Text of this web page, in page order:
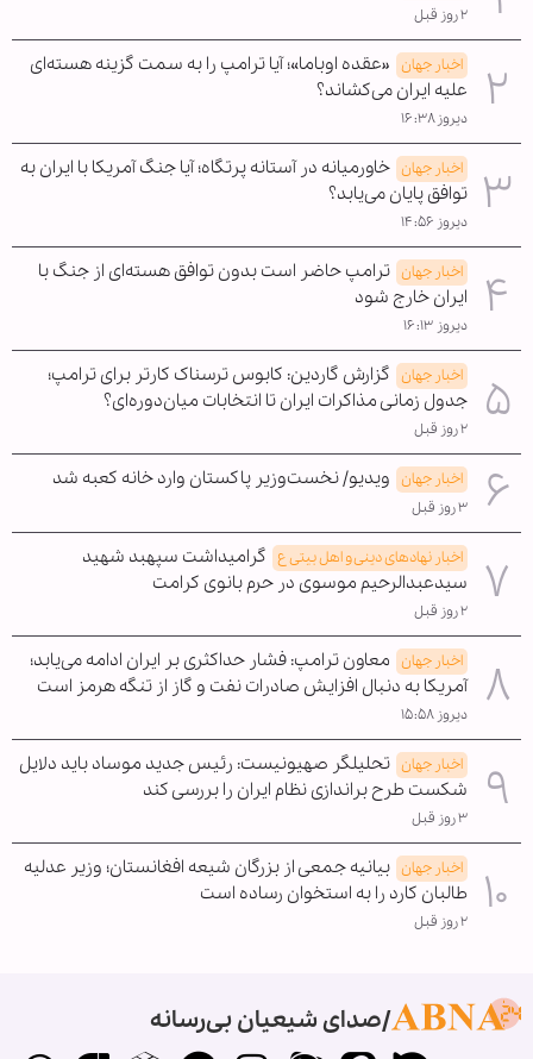
۲ روز قبل
اخبار جهان «عقده اوباما»؛ آیا ترامپ را به سمت گزینه هسته‌ای
علیه ایران می‌کشاند؟
دیروز ۱۶:۳۸
اخبار جهان خاورمیانه در آستانه پرتگاه؛ آیا جنگ آمریکا با ایران به
توافق پایان می‌یابد؟
دیروز ۱۴:۵۶
اخبار جهان ترامپ حاضر است بدون توافق هسته‌ای از جنگ با
ایران خارج شود
دیروز ۱۶:۱۳
اخبار جهان گزارش گاردین: کابوس ترسناک کارتر برای ترامپ؛
جدول زمانی مذاکرات ایران تا انتخابات میان‌دوره‌ای؟
۲ روز قبل
اخبار جهان ویدیو/ نخست‌وزیر پاکستان وارد خانه کعبه شد
۳ روز قبل
اخبار نهادهای دینی و اهل بیتی ع گرامیداشت سپهبد شهید
سیدعبدالرحیم موسوی در حرم بانوی کرامت
۲ روز قبل
اخبار جهان معاون ترامپ: فشار حداکثری بر ایران ادامه می‌یابد؛
آمریکا به دنبال افزایش صادرات نفت و گاز از تنگه هرمز است
دیروز ۱۵:۵۸
اخبار جهان تحلیلگر صهیونیست: رئیس جدید موساد باید دلایل
شکست طرح براندازی نظام ایران را بررسی کند
۳ روز قبل
اخبار جهان بیانیه جمعی از بزرگان شیعه افغانستان؛ وزیر عدلیه
طالبان کارد را به استخوان رساده است
۲ روز قبل
صدای شیعیان بی‌رسانه